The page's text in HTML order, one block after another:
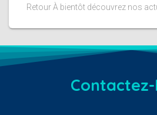
Retour À bientôt découvrez nos